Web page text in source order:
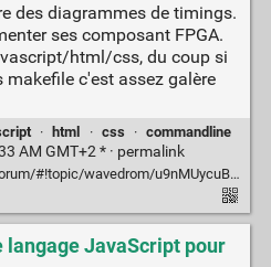
des diagrammes de timings.
ses composant FPGA.
html/css, du coup si
c'est assez galère
· html · css · commandline
AM GMT+2 * · permalink
#!topic/wavedrom/u9nMUycuBDw
JavaScript pour